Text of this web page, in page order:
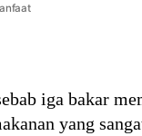
iga bakar
yang